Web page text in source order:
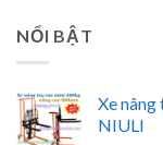
NỔI BẬT
Xe
NIULI